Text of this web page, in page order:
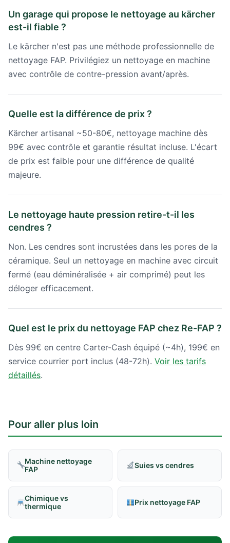
Un garage qui propose le nettoyage au kärcher
est-il fiable ?
Le kärcher n'est pas une méthode professionnelle de
nettoyage FAP. Privilégiez un nettoyage en machine
avec contrôle de contre-pression avant/après.
Quelle est la différence de prix ?
Kärcher artisanal ~50-80€, nettoyage machine dès
99€ avec contrôle et garantie résultat incluse. L'écart
de prix est faible pour une différence de qualité
majeure.
Le nettoyage haute pression retire-t-il les
cendres ?
Non. Les cendres sont incrustées dans les pores de la
céramique. Seul un nettoyage en machine avec circuit
fermé (eau déminéralisée + air comprimé) peut les
déloger efficacement.
Quel est le prix du nettoyage FAP chez Re-FAP ?
Dès 99€ en centre Carter-Cash équipé (~4h), 199€ en
service courrier port inclus (48-72h). Voir les tarifs
détaillés.
Pour aller plus loin
Machine nettoyage
FAP
Suies vs cendres
Chimique vs
thermique
Prix nettoyage FAP